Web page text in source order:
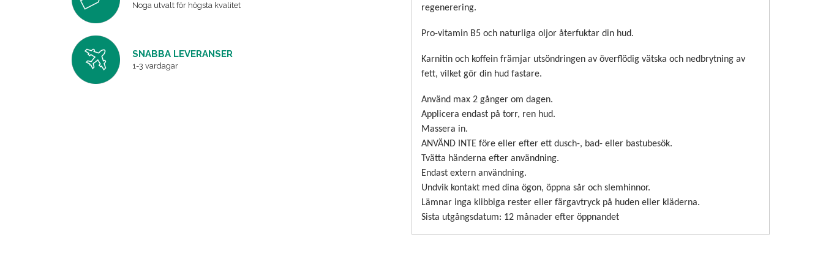
regenerering.
Pro-vitamin B5 och naturliga oljor återfuktar din hud.
Karnitin och koffein främjar utsöndringen av överflödig vätska och nedbrytning av
fett, vilket gör din hud fastare.
Använd max 2 gånger om dagen.
Applicera endast på torr, ren hud.
Massera in.
ANVÄND INTE före eller efter ett dusch-, bad- eller bastubesök.
Tvätta händerna efter användning.
Endast extern användning.
Undvik kontakt med dina ögon, öppna sår och slemhinnor.
Lämnar inga klibbiga rester eller färgavtryck på huden eller kläderna.
Sista utgångsdatum: 12 månader efter öppnandet
Noga utvalt för högsta kvalitet
SNABBA LEVERANSER
1-3 vardagar